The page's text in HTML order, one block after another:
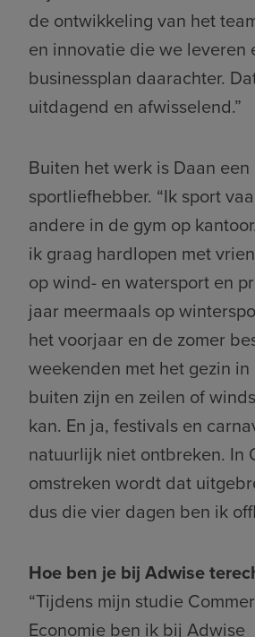
de ontwikkeling van het
en innovatie die we leveren
businessplan daarachter.
uitdagend en afwisselend.”
Buiten het werk is Daan
sportliefhebber. “Ik sport
andere in de gym op
ik graag hardlopen met
op wind- en watersport en
jaar meermaals op
het voorjaar en de zomer
weekenden met het gezin
buiten zijn en zeilen of
kan. En ja, festivals en
natuurlijk niet ontbreken. In
omstreken wordt dat
dus die vier dagen ben ik
Hoe ben je bij Adwise
“Tijdens mijn studie
Economie ben ik bij Adwise